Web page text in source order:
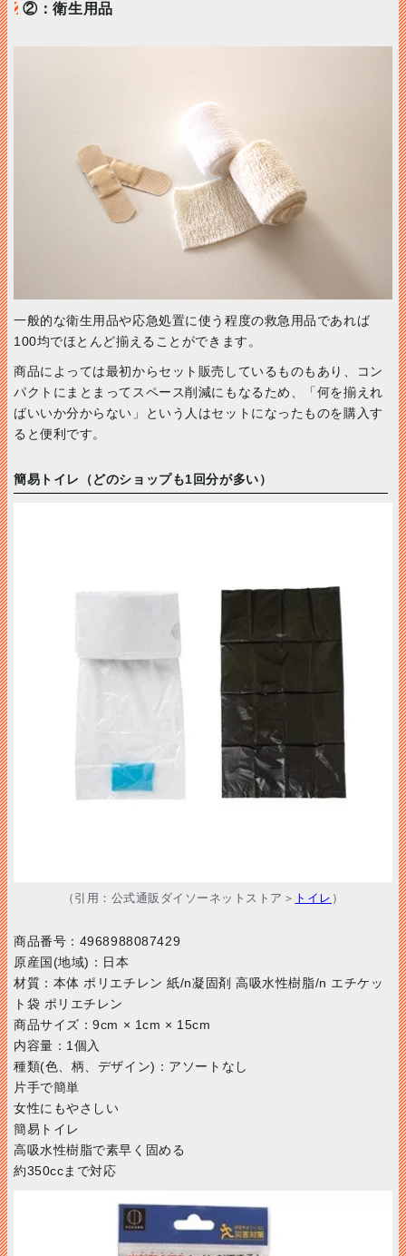
②：衛生用品
一般的な衛生用品や応急処置に使う程度の救急用品であれば
100均でほとんど揃えることができます。
商品によっては最初からセット販売しているものもあり、コン
パクトにまとまってスペース削減にもなるため、「何を揃えれ
ばいいか分からない」という人はセットになったものを購入す
ると便利です。
簡易トイレ（どのショップも1回分が多い）
（引用：公式通販ダイソーネットストア＞ トイレ ）
商品番号：4968988087429
原産国(地域)：日本
材質：本体 ポリエチレン 紙/n凝固剤 高吸水性樹脂/n エチケッ
ト袋 ポリエチレン
商品サイズ：9cm × 1cm × 15cm
内容量：1個入
種類(色、柄、デザイン)：アソートなし
片手で簡単
女性にもやさしい
簡易トイレ
高吸水性樹脂で素早く固める
約350ccまで対応